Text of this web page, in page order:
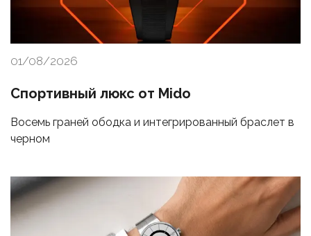
01/08/2026
Спортивный люкс от Mido
Восемь граней ободка и интегрированный браслет в
черном